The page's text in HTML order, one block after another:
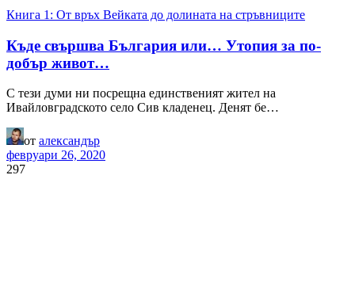
Книга 1: От връх Вейката до долината на стръвниците
Къде свършва България или… Утопия за по-
добър живот…
С тези думи ни посрещна единственият жител на
Ивайловградското село Сив кладенец. Денят бе…
от александър
февруари 26, 2020
297